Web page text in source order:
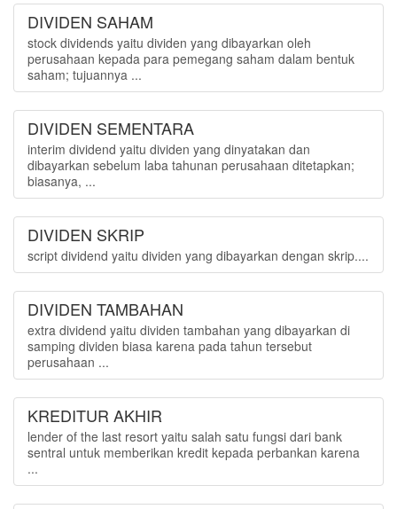
DIVIDEN SAHAM
stock dividends yaitu dividen yang dibayarkan oleh
perusahaan kepada para pemegang saham dalam bentuk
saham; tujuannya ...
DIVIDEN SEMENTARA
interim dividend yaitu dividen yang dinyatakan dan
dibayarkan sebelum laba tahunan perusahaan ditetapkan;
biasanya, ...
DIVIDEN SKRIP
script dividend yaitu dividen yang dibayarkan dengan skrip....
DIVIDEN TAMBAHAN
extra dividend yaitu dividen tambahan yang dibayarkan di
samping dividen biasa karena pada tahun tersebut
perusahaan ...
KREDITUR AKHIR
lender of the last resort yaitu salah satu fungsi dari bank
sentral untuk memberikan kredit kepada perbankan karena
...